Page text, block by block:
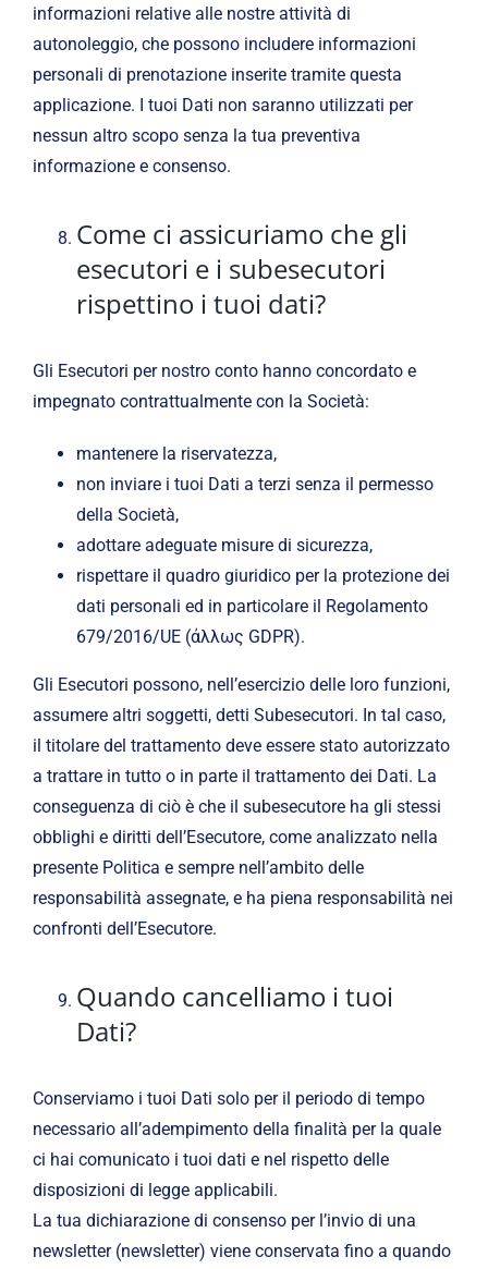
informazioni relative alle nostre attività di
autonoleggio, che possono includere informazioni
personali di prenotazione inserite tramite questa
applicazione. I tuoi Dati non saranno utilizzati per
nessun altro scopo senza la tua preventiva
informazione e consenso.
Come ci assicuriamo che gli
esecutori e i subesecutori
rispettino i tuoi dati?
Gli Esecutori per nostro conto hanno concordato e
impegnato contrattualmente con la Società:
mantenere la riservatezza,
non inviare i tuoi Dati a terzi senza il permesso
della Società,
adottare adeguate misure di sicurezza,
rispettare il quadro giuridico per la protezione dei
dati personali ed in particolare il Regolamento
679/2016/UE (άλλως GDPR).
Gli Esecutori possono, nell’esercizio delle loro funzioni,
assumere altri soggetti, detti Subesecutori. In tal caso,
il titolare del trattamento deve essere stato autorizzato
a trattare in tutto o in parte il trattamento dei Dati. La
conseguenza di ciò è che il subesecutore ha gli stessi
obblighi e diritti dell’Esecutore, come analizzato nella
presente Politica e sempre nell’ambito delle
responsabilità assegnate, e ha piena responsabilità nei
confronti dell’Esecutore.
Quando cancelliamo i tuoi
Dati?
Conserviamo i tuoi Dati solo per il periodo di tempo
necessario all’adempimento della finalità per la quale
ci hai comunicato i tuoi dati e nel rispetto delle
disposizioni di legge applicabili.
La tua dichiarazione di consenso per l’invio di una
newsletter (newsletter) viene conservata fino a quando